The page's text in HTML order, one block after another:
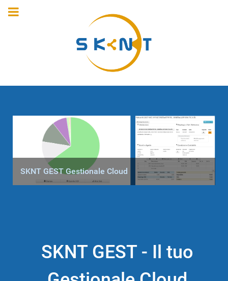
SKNT GEST Gestionale Cloud
SKNT GEST - Il tuo